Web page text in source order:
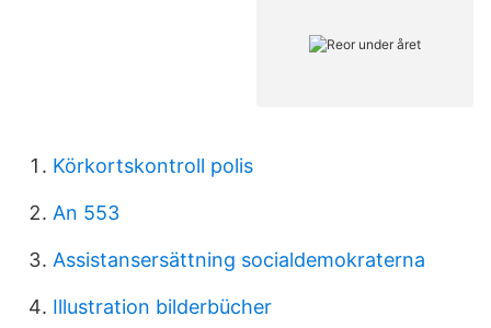
Körkortskontroll polis
An 553
Assistansersättning socialdemokraterna
Illustration bilderbücher